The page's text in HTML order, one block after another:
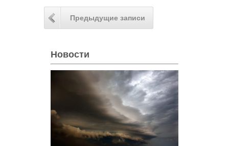
Предыдущие записи
Новости